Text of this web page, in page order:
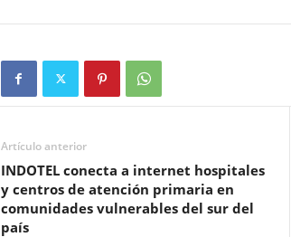
Artículo anterior
INDOTEL conecta a internet hospitales
y centros de atención primaria en
comunidades vulnerables del sur del
país